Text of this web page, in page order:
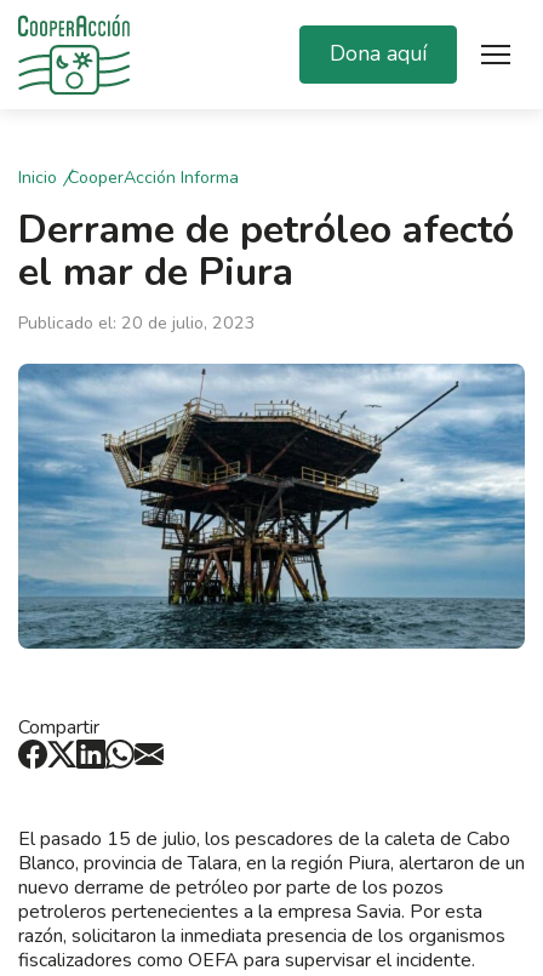
Dona aquí
Inicio CooperAcción Informa
Derrame de petróleo afectó
el mar de Piura
Publicado el: 20 de julio, 2023
Compartir
El pasado 15 de julio, los pescadores de la caleta de Cabo
Blanco, provincia de Talara, en la región Piura, alertaron de un
nuevo derrame de petróleo por parte de los pozos
petroleros pertenecientes a la empresa Savia. Por esta
razón, solicitaron la inmediata presencia de los organismos
fiscalizadores como OEFA para supervisar el incidente.